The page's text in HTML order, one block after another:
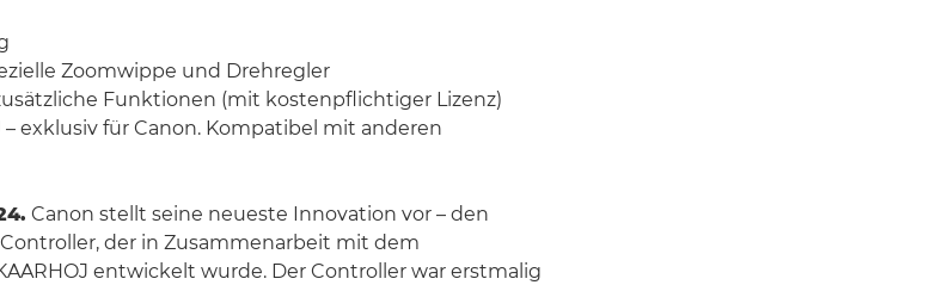
Zoomwippe und Drehregler
Funktionen (mit kostenpflichtiger Lizenz)
– exklusiv für Canon. Kompatibel mit anderen
Canon stellt seine neueste Innovation vor – den
Controller, der in Zusammenarbeit mit dem
entwickelt wurde. Der Controller war erstmalig